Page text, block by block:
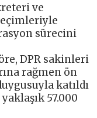
ve
sürecini
DPR sakinleri
rağmen ön
katıldı
57.000